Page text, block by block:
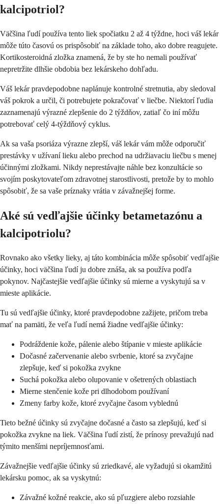
kalcipotriol?
Väčšina ľudí používa tento liek spočiatku 2 až 4 týždne, hoci váš lekár
môže túto časovú os prispôsobiť na základe toho, ako dobre reagujete.
Kortikosteroidná zložka znamená, že by ste ho nemali používať
nepretržite dlhšie obdobia bez lekárskeho dohľadu.
Váš lekár pravdepodobne naplánuje kontrolné stretnutia, aby sledoval
váš pokrok a určil, či potrebujete pokračovať v liečbe. Niektorí ľudia
zaznamenajú výrazné zlepšenie do 2 týždňov, zatiaľ čo iní môžu
potrebovať celý 4-týždňový cyklus.
Ak sa vaša psoriáza výrazne zlepší, váš lekár vám môže odporučiť
prestávky v užívaní lieku alebo prechod na udržiavaciu liečbu s menej
účinnými zložkami. Nikdy neprestávajte náhle bez konzultácie so
svojím poskytovateľom zdravotnej starostlivosti, pretože by to mohlo
spôsobiť, že sa vaše príznaky vrátia v závažnejšej forme.
Aké sú vedľajšie účinky betametazónu a
kalcipotriolu?
Rovnako ako všetky lieky, aj táto kombinácia môže spôsobiť vedľajšie
účinky, hoci väčšina ľudí ju dobre znáša, ak sa používa podľa
pokynov. Najčastejšie vedľajšie účinky sú mierne a vyskytujú sa v
mieste aplikácie.
Tu sú vedľajšie účinky, ktoré pravdepodobne zažijete, pričom treba
mať na pamäti, že veľa ľudí nemá žiadne vedľajšie účinky:
Podráždenie kože, pálenie alebo štípanie v mieste aplikácie
Dočasné začervenanie alebo svrbenie, ktoré sa zvyčajne
zlepšuje, keď si pokožka zvykne
Suchá pokožka alebo olupovanie v ošetrených oblastiach
Mierne stenčenie kože pri dlhodobom používaní
Zmeny farby kože, ktoré zvyčajne časom vyblednú
Tieto bežné účinky sú zvyčajne dočasné a často sa zlepšujú, keď si
pokožka zvykne na liek. Väčšina ľudí zistí, že prínosy prevažujú nad
týmito menšími nepríjemnosťami.
Závažnejšie vedľajšie účinky sú zriedkavé, ale vyžadujú si okamžitú
lekársku pomoc, ak sa vyskytnú:
Závažné kožné reakcie, ako sú pľuzgiere alebo rozsiahle